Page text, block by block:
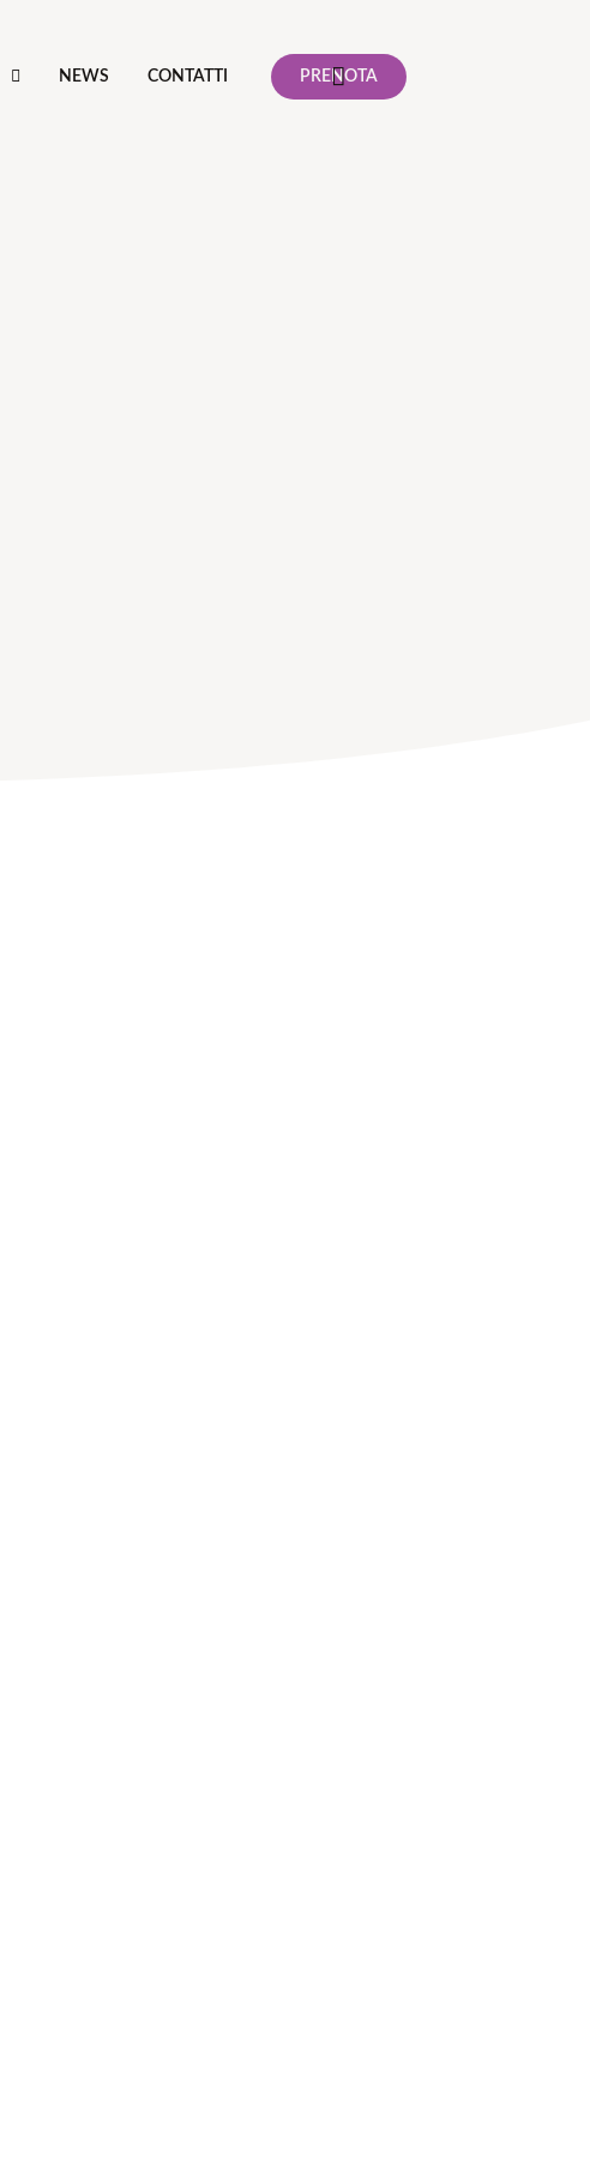
NEWS CONTATTI PRENOTA